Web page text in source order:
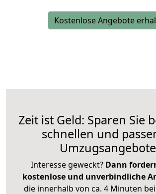
Kostenlose Angebote
Zeit ist Geld: Sparen Sie
schnellen und
Interesse geweckt? Dann
kostenlose und unverbindliche
die innerhalb von ca. 4 Minuten